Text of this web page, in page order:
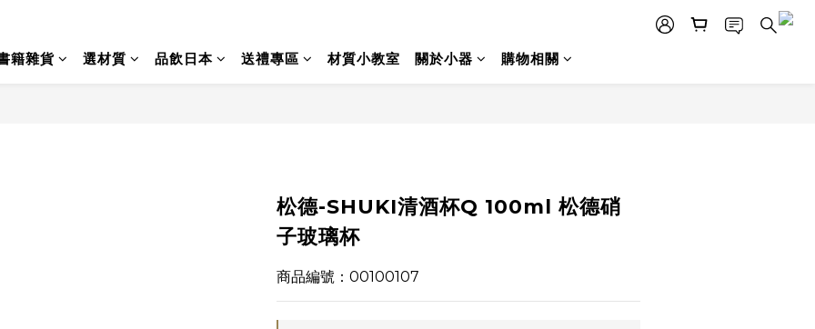
籍雜貨 選材質 品飲日本 送禮專區 材質小教室 關於小器 購物相關
松德-SHUKI清酒杯Q 100ml 松德硝
子玻璃杯
商品編號：00100107